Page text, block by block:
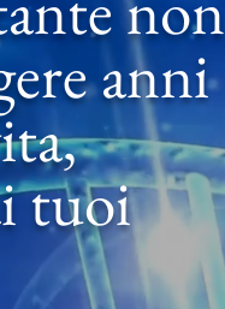
anni
tuoi